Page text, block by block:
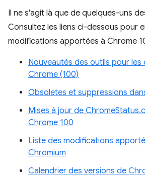
Il ne s'agit là que de quelques-uns
Consultez les liens ci-dessous pour
modifications apportées à Chrome
Nouveautés des outils pour les
Chrome (100)
Obsoletes et suppressions
Mises à jour de
Chrome 100
Liste des modifications
Chromium
Calendrier des versions de